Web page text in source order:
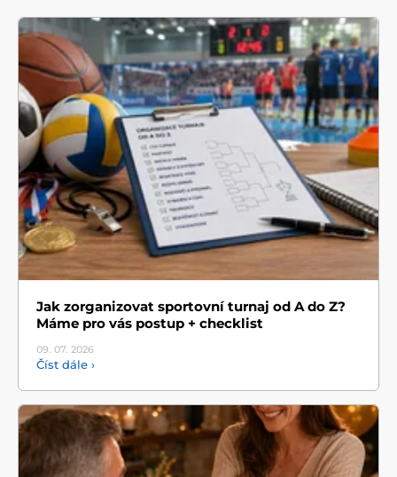
Jak zorganizovat sportovní turnaj od A do Z?
Máme pro vás postup + checklist
09. 07. 2026
Číst dále ›